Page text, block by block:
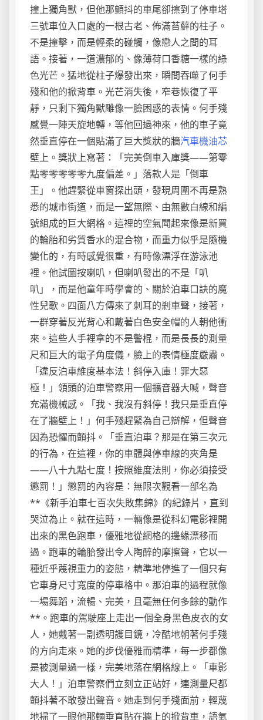
撞上獨角獸，但他那顫抖的車尾卻擦到了停車塔
三號車位入口處的一根古老、佈滿苔蘚的柱子。
不是撞擊，而是輕柔的碰觸，像戀人之間的耳
語。接著，一道濃郁的、像薄荷口香糖一樣的綠
色光芒。猛地從柱子爆發出來，瞬間吞噬了何手
殘和他的掀背車。光芒消失後，窄巷恢復了平
靜，只剩下獨角獸雕像一臉困惑的表情。何手殘
感覺一陣天旋地轉，等他回過神來，他的車子竟
然垂直停在一個貼滿了巨大獎狀的牆汽車機油芯
壁上。獎狀上寫著：「完美倒車入庫獎——第零
點零零零零零九度偏差。」落款人是「倒車
王」。他趕緊從車窗探出頭，發現周圍不再是熟
悉的城市街道，而是一望無際、由無數白線和編
號組成的巨大網格。這裡的空氣聞起來像是新買
的輪胎和劣質香水的混合物，而重力似乎是隨機
變化的，有時感覺很重，有時像漂浮在游泳池
裡。他試圖按喇叭，但喇叭發出的不是「叭
叭」，而是他童年時學會的、關於泊車口訣的魔
性兒歌。四面八方傳來了刺耳的剎車聲，接著，
一群穿著反光背心和戴著白色安全帽的人朝他衝
來。這些人手裡拿的不是警棍，而是長長的測量
尺和巨大的電子角度儀，臉上的表情極度嚴肅。
「違反泊車維度基本法！斜停入庫！罪大惡
極！」領頭的泊車警察用一個擴音器大喊，聲音
充滿機械感。「我、我沒有斜停！我只是垂直停
在了牆壁上！」何手殘趕緊為自己辯解，但聲音
因為恐懼而顫抖。「垂直泊車？那是在第三次元
的行為，在這裡，你的車體與停車線的夾角是
——八十九點七度！按照維度法則，你必須接受
懲罰！」懲罰的內容是：無限次觀看一部名為
**《新手泊車七百次失敗集錦》的紀錄片，直到
哭泣為止。就在這時，一輛像是從科幻電影裡開
出來的黑色跑車，優雅地從網格的邊緣漂移而
過。跑車的輪胎發出令人陶醉的摩擦聲，它以一
種近乎蔑視重力的姿態，精準地停進了一個只有
它車身尺寸寬度的停車格中。那泊車的過程就像
一場舞蹈，流暢、完美，且毫無任何多餘的動作
**。跑車的駕駛座上走出一個全身黑色皮衣的女
人，她戴著一副透明護目鏡，冷酷地朝著何手殘
的方向走來。她的步伐優雅而精準，每一步都像
是被測量過一樣，完美地落在網格線上。「車影
大人！」泊車警察們立刻立正站好，連測量尺都
顫抖著不敢發出聲音。她走到何手殘面前，輕蔑
地掃了一眼他那輛垂直貼在牆上的掀背車，語氣